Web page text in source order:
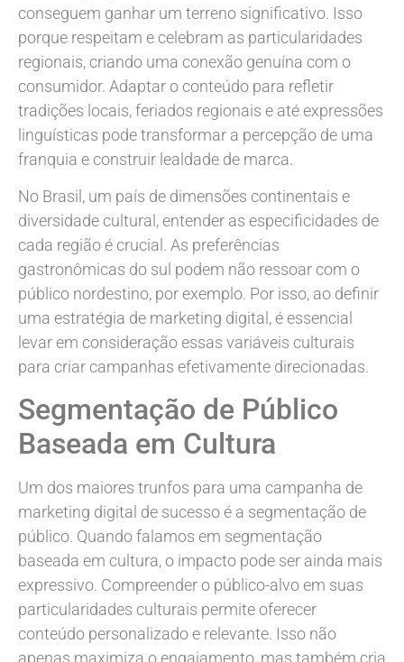
conseguem ganhar um terreno significativo. Isso
porque respeitam e celebram as particularidades
regionais, criando uma conexão genuína com o
consumidor. Adaptar o conteúdo para refletir
tradições locais, feriados regionais e até expressões
linguísticas pode transformar a percepção de uma
franquia e construir lealdade de marca.
No Brasil, um país de dimensões continentais e
diversidade cultural, entender as especificidades de
cada região é crucial. As preferências
gastronômicas do sul podem não ressoar com o
público nordestino, por exemplo. Por isso, ao definir
uma estratégia de marketing digital, é essencial
levar em consideração essas variáveis culturais
para criar campanhas efetivamente direcionadas.
Segmentação de Público
Baseada em Cultura
Um dos maiores trunfos para uma campanha de
marketing digital de sucesso é a segmentação de
público. Quando falamos em segmentação
baseada em cultura, o impacto pode ser ainda mais
expressivo. Compreender o público-alvo em suas
particularidades culturais permite oferecer
conteúdo personalizado e relevante. Isso não
apenas maximiza o engajamento, mas também cria